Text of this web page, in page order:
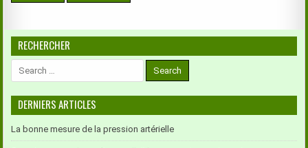
RECHERCHER
DERNIERS ARTICLES
La bonne mesure de la pression artérielle